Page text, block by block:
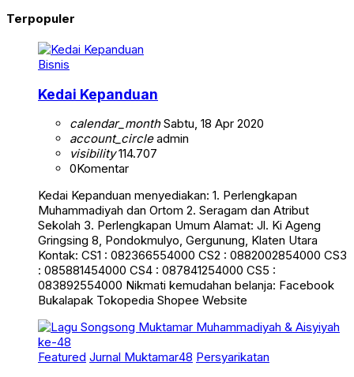
Terpopuler
Bisnis
Kedai Kepanduan
calendar_monthSabtu, 18 Apr 2020
account_circleadmin
visibility114.707
0Komentar
Kedai Kepanduan menyediakan: 1. Perlengkapan
Muhammadiyah dan Ortom 2. Seragam dan Atribut
Sekolah 3. Perlengkapan Umum Alamat: Jl. Ki Ageng
Gringsing 8, Pondokmulyo, Gergunung, Klaten Utara
Kontak: CS1 : 082366554000 CS2 : 0882002854000 CS3
: 085881454000 CS4 : 087841254000 CS5 :
083892554000 Nikmati kemudahan belanja: Facebook
Bukalapak Tokopedia Shopee Website
Featured Jurnal Muktamar48 Persyarikatan